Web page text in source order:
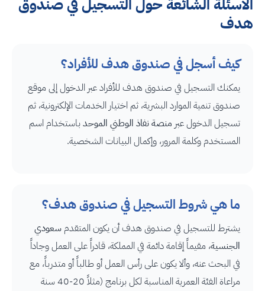
هدف
كيف أسجل في صندوق هدف للأفراد؟
يمكنك التسجيل في صندوق هدف للأفراد عبر الدخول إلى موقع
صندوق تنمية الموارد البشرية، ثم اختيار الخدمات الإلكترونية، ثم
تسجيل الدخول عبر منصة نفاذ الوطني الموحدباستخدام اسم
المستخدم وكلمة المرور، وإكمال البيانات الشخصية.
ما هي شروط التسجيل في صندوق هدف؟
يشترط للتسجيل في صندوق هدف أن يكون المتقدم سعودي
الجنسية، مقيماً إقامة دائمة في المملكة، قادراً على العمل وجاداً
في البحث عنه، وألا يكون على رأس العمل أو طالباً أو متدرباً، مع
مراعاة الفئة العمرية المناسبة لكل برنامج (مثلاً 20-40 سنة